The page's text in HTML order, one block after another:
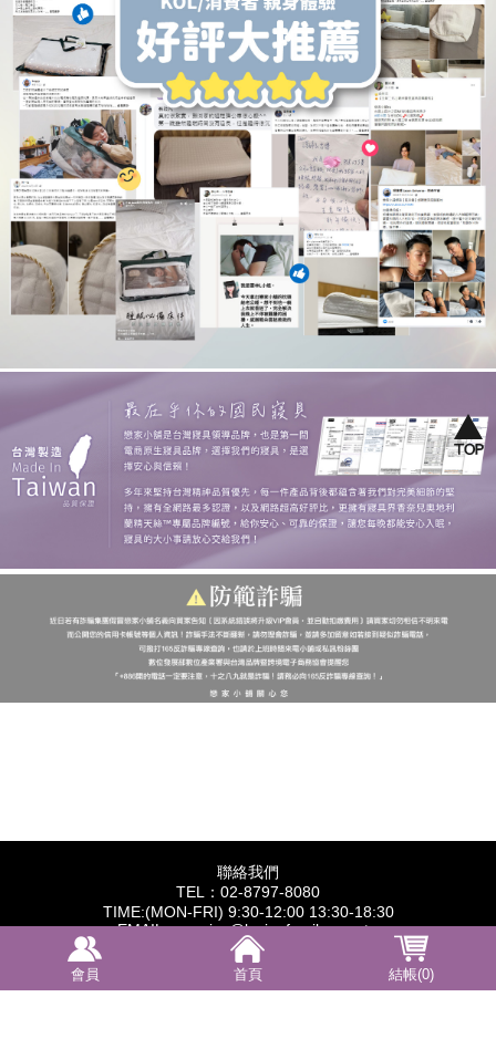
聯絡我們
TEL：02-8797-8080
TIME:(MON-FRI) 9:30-12:00 13:30-18:30
EMAIL：service@lovingfamily.com.tw
統一編號：28487622
營業人名稱：橙保有限公司
訂閱電子報
會員 首頁 結帳(0)